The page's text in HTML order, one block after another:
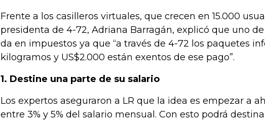
Frente a los casilleros virtuales, que crecen en 15.000
presidenta de 4-72, Adriana Barragán, explicó que uno
da en impuestos ya que “a través de 4-72 los paquetes
kilogramos y US$2.000 están exentos de ese pago”.
1. Destine una parte de su salario
Los expertos aseguraron a LR que la idea es empezar a
entre 3% y 5% del salario mensual. Con esto podrá